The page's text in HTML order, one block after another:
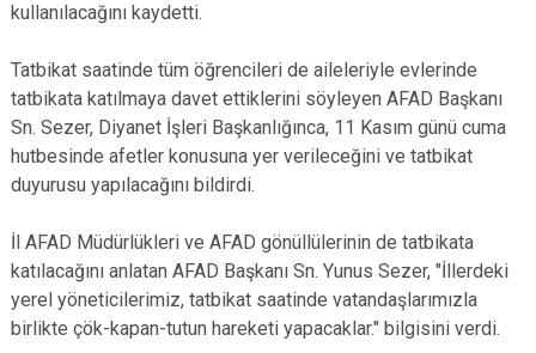
kullanılacağını kaydetti.
Tatbikat saatinde tüm öğrencileri de aileleriyle evlerinde
tatbikata katılmaya davet ettiklerini söyleyen AFAD Başkanı
Sn. Sezer, Diyanet İşleri Başkanlığınca, 11 Kasım günü cuma
hutbesinde afetler konusuna yer verileceğini ve tatbikat
duyurusu yapılacağını bildirdi.
İl AFAD Müdürlükleri ve AFAD gönüllülerinin de tatbikata
katılacağını anlatan AFAD Başkanı Sn. Yunus Sezer, "İllerdeki
yerel yöneticilerimiz, tatbikat saatinde vatandaşlarımızla
birlikte çök-kapan-tutun hareketi yapacaklar." bilgisini verdi.